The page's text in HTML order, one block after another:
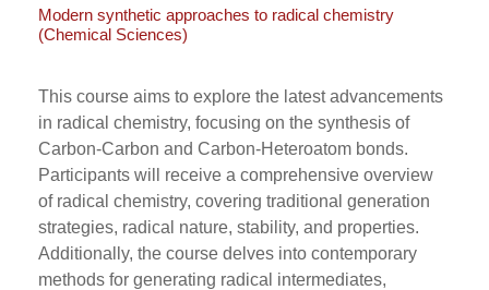
Modern synthetic approaches to radical chemistry
(Chemical Sciences)
This course aims to explore the latest advancements
in radical chemistry, focusing on the synthesis of
Carbon-Carbon and Carbon-Heteroatom bonds.
Participants will receive a comprehensive overview
of radical chemistry, covering traditional generation
strategies, radical nature, stability, and properties.
Additionally, the course delves into contemporary
methods for generating radical intermediates,